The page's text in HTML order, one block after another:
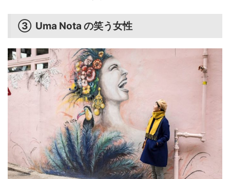
③ Uma Nota の笑う女性